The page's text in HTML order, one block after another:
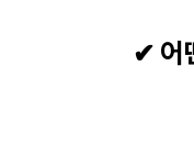
✔ 어